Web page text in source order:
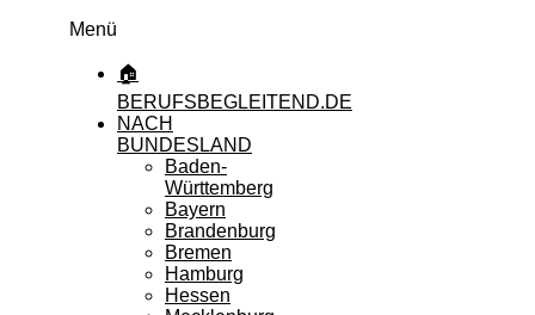
Menü
🏠
BERUFSBEGLEITEND.DE
NACH
BUNDESLAND
Baden-
Württemberg
Bayern
Brandenburg
Bremen
Hamburg
Hessen